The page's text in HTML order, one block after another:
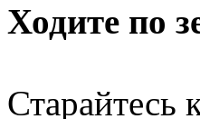
Ходите по
Старайтесь